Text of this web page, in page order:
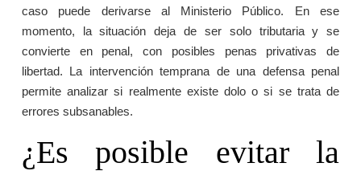
caso puede derivarse al Ministerio Público. En ese
momento, la situación deja de ser solo tributaria y se
convierte en penal, con posibles penas privativas de
libertad. La intervención temprana de una defensa penal
permite analizar si realmente existe dolo o si se trata de
errores subsanables.
¿Es posible evitar la